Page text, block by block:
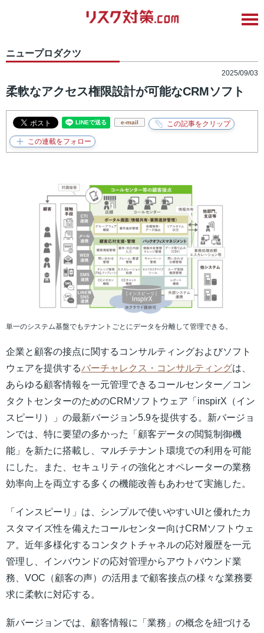
ニュープロダクツ
2025/09/03
柔軟なアクセス権限設計が可能なCRMソフト
e-mail
単一のシステム基盤でもテナントごとにデータを分離して管理できる。
企業と顧客の接点に関するコンサルティングおよびソフト
ウェアを提供するバーチャレクス・コンサルティングは、
あらゆる顧客情報を一元管理できるコールセンター／コン
タクトセンターのためのCRMソフトウェア「inspirX（イン
スピーリ）」の最新バージョン5.9を提供する。新バージョ
ンでは、特に要望の多かった「顧客データの閲覧制御機
能」を新たに搭載し、マルチテナント環境での利用を可能
にした。また、セキュリティの強化とオペレーターの業務
効率向上を両立する多くの機能改善もあわせて実施した。
「インスピーリ」は、シンプルで使いやすいUIと優れたカ
スタマイズ性を備えたコールセンター向けCRMソフトウェ
ア。近年多様化するコンタクトチャネルの応対履歴を一元
管理し、インバウンドの応対管理からアウトバウンド業
務、VOC（顧客の声）の活用まで顧客接点の様々な業務要
求に柔軟に対応する。
新バージョンでは、顧客情報に「業務」の概念を紐づける